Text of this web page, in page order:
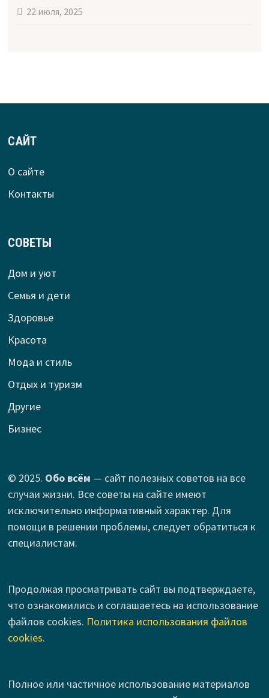
22 июля, 2025
САЙТ
О сайте
Контакты
СОВЕТЫ
Дом и уют
Семья и дети
Здоровье
Красота
Мода и стиль
Отдых и туризм
Другие
Бизнес
© 2025. Обо всём — сайт полезных советов на все
случаи жизни. Все советы на сайте имеют
исключительно информативный характер. Для
помощи в решении проблемы, следует обратиться к
специалистам.
Продолжая просматривать сайт вы подтверждаете,
что ознакомились и соглашаетесь на использование
файлов cookies. Политика использования файлов
cookies.
Полное или частичное использование материалов